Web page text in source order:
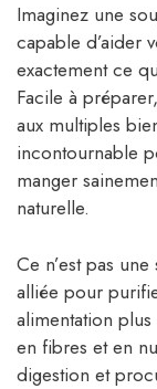
Imaginez une
capable d’aider
exactement ce
Facile à
aux multiples
incontournable
manger
naturelle.
Ce n’est pas
alliée pour
alimentation
en fibres et en
digestion et